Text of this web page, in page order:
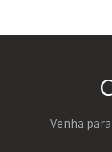
Venha